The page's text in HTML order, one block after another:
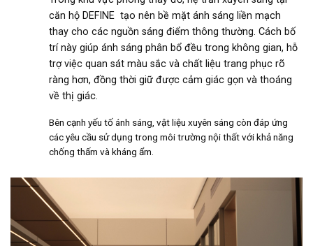
căn hộ DEFINE tạo nên bề mặt ánh sáng liền mạch
thay cho các nguồn sáng điểm thông thường. Cách bố
trí này giúp ánh sáng phân bổ đều trong không gian, hỗ
trợ việc quan sát màu sắc và chất liệu trang phục rõ
ràng hơn, đồng thời giữ được cảm giác gọn và thoáng
về thị giác.
Bên cạnh yếu tố ánh sáng, vật liệu xuyên sáng còn đáp ứng
các yêu cầu sử dụng trong môi trường nội thất với khả năng
chống thấm và kháng ẩm.